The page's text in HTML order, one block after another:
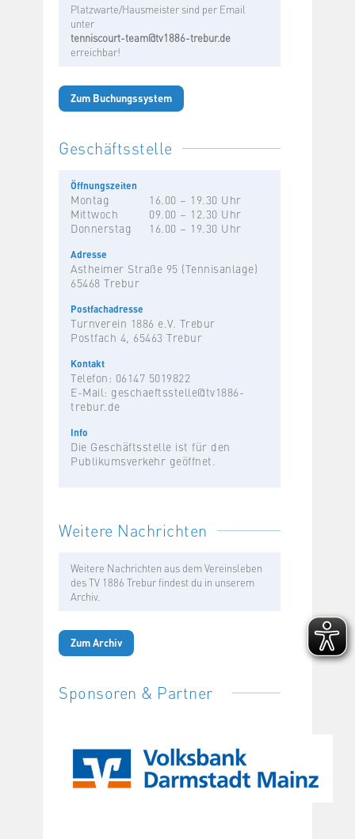
Platzwarte/Hausmeister sind per Email
unter
tenniscourt-team@tv1886-trebur.de
erreichbar!
Zum Buchungssystem
Geschäftsstelle
Öffnungszeiten
Montag
16.00 – 19.30 Uhr
Mittwoch
09.00 – 12.30 Uhr
Donnerstag
16.00 – 19.30 Uhr
Adresse
Astheimer Straße 95 (Tennisanlage)
65468 Trebur
Postfachadresse
Turnverein 1886 e.V. Trebur
Postfach 4, 65463 Trebur
Kontakt
Telefon: 06147 5019822
E-Mail: geschaeftsstelle@tv1886-
trebur.de
Info
Die Geschäftsstelle ist für den
Publikumsverkehr geöffnet.
Weitere Nachrichten
Weitere Nachrichten aus dem Vereinsleben
des TV 1886 Trebur findest du in unserem
Archiv.
Zum Archiv
Sponsoren & Partner